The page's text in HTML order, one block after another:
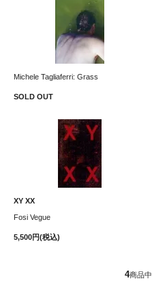
Michele Tagliaferri: Grass
SOLD OUT
XY XX
Fosi Vegue
5,500円(税込)
4商品中